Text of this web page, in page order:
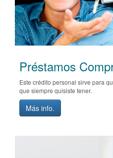
Préstamos
Este crédito personal sirve para
que siempre quisiste tener.
Más info.